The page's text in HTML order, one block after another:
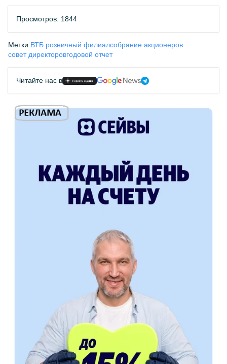
Просмотров: 1844
Метки:ВТБ розничный филиалсобрание акционеров
совет директоровгодовой отчет
Читайте нас в